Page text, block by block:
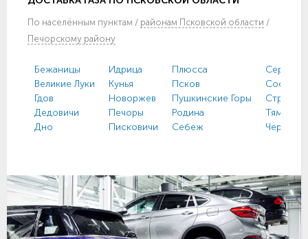
По населённым пунктам / районам Псковской области /
Печорскому району
Бежаницы
Великие Луки
Гдов
Дедовичи
Дно
Идрица
Кунья
Новоржев
Печоры
Писковичи
Плюсса
Псков
Пушкинские Горы
Родина
Себеж
Серёдка
Струги
Тямша
Черёха